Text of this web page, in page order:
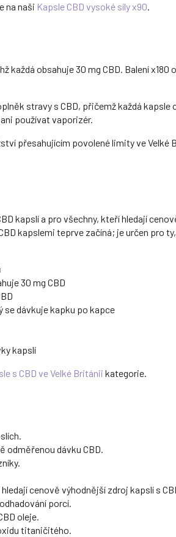
na naši Kapsle CBD vysoké síly x90.
každá obsahuje 30 mg CBD. Balení
stravy s CBD, přičemž každá
používat vaporizér.
přesahujícím povolené limity ve Velké
kapslí a pro všechny, kteří hledají
kapslemi teprve začíná; je určen pro
30 mg CBD
se dávkuje kapku po kapce
kapslí
s CBD ve Velké Británii kategorie.
odměřenou dávku CBD.
cenově výhodnější zdroj kapslí s
porcí.
oleje.
titaničitého.